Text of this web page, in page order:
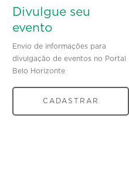
Divulgue seu
evento
Envio de informações para
divulgação de eventos no Portal
Belo Horizonte
CADASTRAR